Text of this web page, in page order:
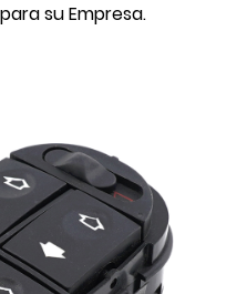
su Empresa.